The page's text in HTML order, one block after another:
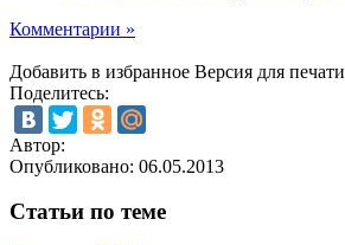
Комментарии »
Добавить в избранное Версия для печати
Поделитесь:
Автор:
Опубликовано: 06.05.2013
Статьи по теме